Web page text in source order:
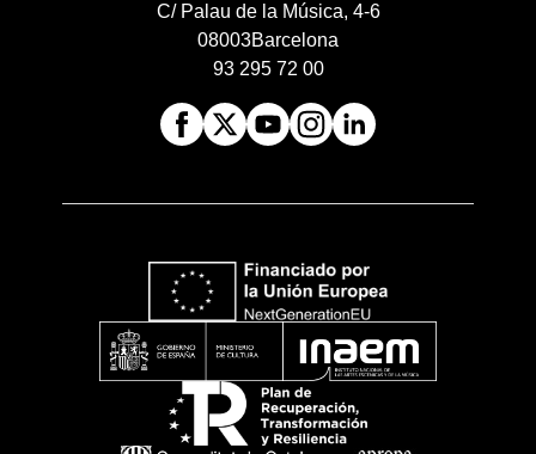
C/ Palau de la Música, 4-6
08003Barcelona
93 295 72 00